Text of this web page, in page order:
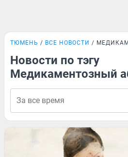
ТЮМЕНЬ ВСЕ НОВОСТИ
Новости по тэгу
Медикаментозный